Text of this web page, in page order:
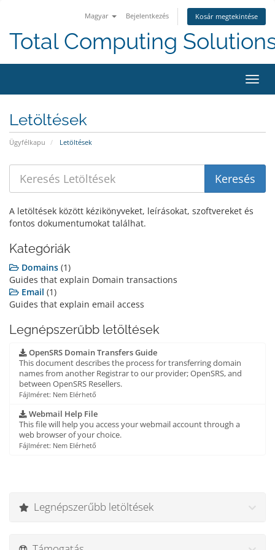
Magyar Bejelentkezés Kosár megtekintése
Total Computing
a
Letöltések
Ügyfélkapu Letöltések
A letöltések között kézikönyveket, leírásokat, szoftvereket és
fontos dokumentumokat találhat.
Kategóriák
Domains (1)
Guides that explain Domain transactions
Email (1)
Guides that explain email access
Legnépszerűbb letöltések
OpenSRS Domain Transfers Guide
This document describes the process for transferring domain
names from another Registrar to our provider; OpenSRS, and
between OpenSRS Resellers.
Fájlméret: Nem Elérhető
Webmail Help File
This file will help you access your webmail account through a
web browser of your choice.
Fájlméret: Nem Elérhető
Legnépszerűbb letöltések